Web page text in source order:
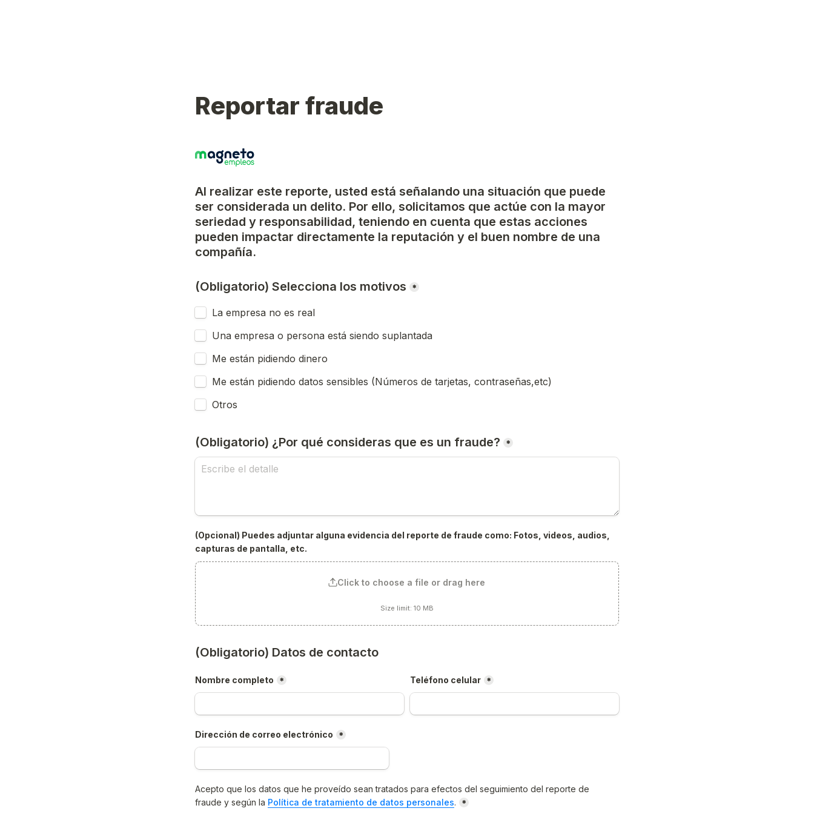
Reportar fraude
Al realizar este reporte, usted está señalando una situación que puede
ser considerada un delito. Por ello, solicitamos que actúe con la mayor
seriedad y responsabilidad, teniendo en cuenta que estas acciones
pueden impactar directamente la reputación y el buen nombre de una
compañía.
(Obligatorio) Selecciona los motivos *
La empresa no es real
Una empresa o persona está siendo suplantada
Me están pidiendo dinero
Me están pidiendo datos sensibles (Números de tarjetas, contraseñas,etc)
Otros
(Obligatorio) ¿Por qué consideras que es un fraude? *
(Opcional) Puedes adjuntar alguna evidencia del reporte de fraude como: Fotos, videos, audios,
capturas de pantalla, etc.
Click to choose a file or drag here
Size limit: 10 MB
(Obligatorio) Datos de contacto
Nombre completo * Teléfono celular *
Dirección de correo electrónico *
Acepto que los datos que he proveído sean tratados para efectos del seguimiento del reporte de
fraude y según la Política de tratamiento de datos personales. *